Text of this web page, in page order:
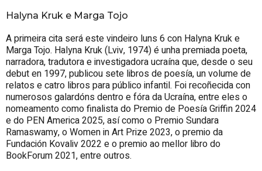
Halyna Kruk e Marga Tojo
A primeira cita será este vindeiro luns 6 con Halyna Kruk e
Marga Tojo. Halyna Kruk (Lviv, 1974) é unha premiada poeta,
narradora, tradutora e investigadora ucraína que, desde o seu
debut en 1997, publicou sete libros de poesía, un volume de
relatos e catro libros para público infantil. Foi recoñecida con
numerosos galardóns dentro e fóra da Ucraína, entre eles o
nomeamento como finalista do Premio de Poesía Griffin 2024
e do PEN America 2025, así como o Premio Sundara
Ramaswamy, o Women in Art Prize 2023, o premio da
Fundación Kovaliv 2022 e o premio ao mellor libro do
BookForum 2021, entre outros.